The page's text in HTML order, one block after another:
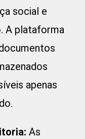
social e
A plataforma
apenas
As